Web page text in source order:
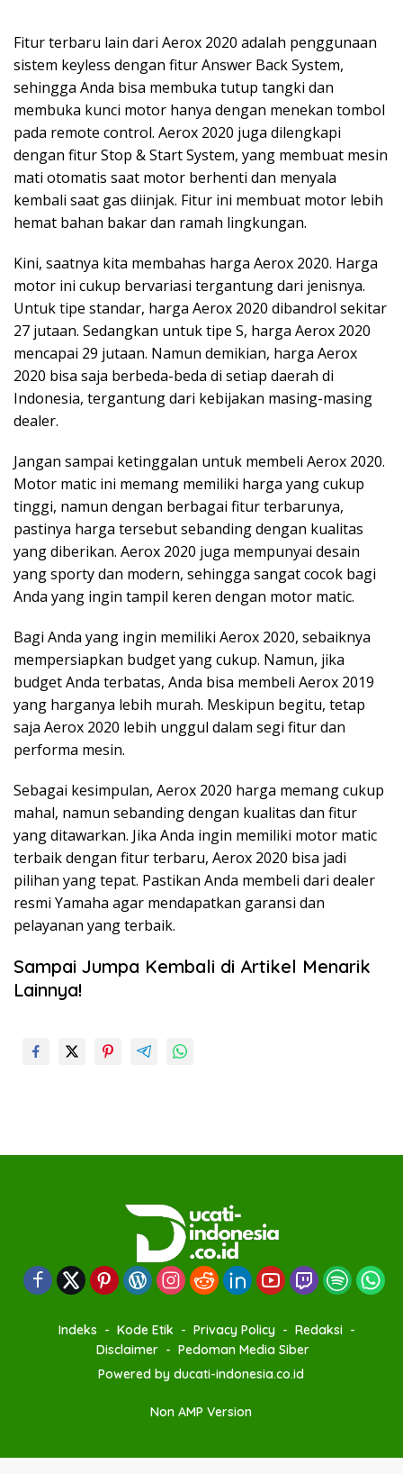
Fitur terbaru lain dari Aerox 2020 adalah penggunaan
sistem keyless dengan fitur Answer Back System,
sehingga Anda bisa membuka tutup tangki dan
membuka kunci motor hanya dengan menekan tombol
pada remote control. Aerox 2020 juga dilengkapi
dengan fitur Stop & Start System, yang membuat mesin
mati otomatis saat motor berhenti dan menyala
kembali saat gas diinjak. Fitur ini membuat motor lebih
hemat bahan bakar dan ramah lingkungan.
Kini, saatnya kita membahas harga Aerox 2020. Harga
motor ini cukup bervariasi tergantung dari jenisnya.
Untuk tipe standar, harga Aerox 2020 dibandrol sekitar
27 jutaan. Sedangkan untuk tipe S, harga Aerox 2020
mencapai 29 jutaan. Namun demikian, harga Aerox
2020 bisa saja berbeda-beda di setiap daerah di
Indonesia, tergantung dari kebijakan masing-masing
dealer.
Jangan sampai ketinggalan untuk membeli Aerox 2020.
Motor matic ini memang memiliki harga yang cukup
tinggi, namun dengan berbagai fitur terbarunya,
pastinya harga tersebut sebanding dengan kualitas
yang diberikan. Aerox 2020 juga mempunyai desain
yang sporty dan modern, sehingga sangat cocok bagi
Anda yang ingin tampil keren dengan motor matic.
Bagi Anda yang ingin memiliki Aerox 2020, sebaiknya
mempersiapkan budget yang cukup. Namun, jika
budget Anda terbatas, Anda bisa membeli Aerox 2019
yang harganya lebih murah. Meskipun begitu, tetap
saja Aerox 2020 lebih unggul dalam segi fitur dan
performa mesin.
Sebagai kesimpulan, Aerox 2020 harga memang cukup
mahal, namun sebanding dengan kualitas dan fitur
yang ditawarkan. Jika Anda ingin memiliki motor matic
terbaik dengan fitur terbaru, Aerox 2020 bisa jadi
pilihan yang tepat. Pastikan Anda membeli dari dealer
resmi Yamaha agar mendapatkan garansi dan
pelayanan yang terbaik.
Sampai Jumpa Kembali di Artikel Menarik
Lainnya!
Indeks Kode Etik Privacy Policy
Redaksi
Disclaimer
Pedoman Media Siber
Powered by ducati-indonesia.co.id
Non AMP Version